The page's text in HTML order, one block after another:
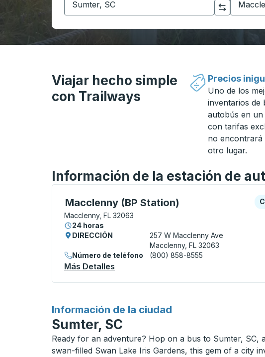
Haga clic para cambiar sus selecciones de origen y destino
Viajar hecho simple
con Trailways
Precios
Uno de los
inventarios de
autobús en
con tarifas
no encontrará
otro lugar.
Información de la estación de
Macclenny (BP Station)
Curbside Stop, utilice las teclas de flecha o la tecla
Macclenny, FL 32063
24 horas
DIRECCIÓN
257 W Macclenny Ave
Macclenny, FL 32063
Número de teléfono
(800) 858-8555
Más Detalles
Información de la ciudad
para
Sumter, SC
Ready for an adventure? Hop on a bus to Sumter,
swan-filled Swan Lake Iris Gardens, this gem of a city